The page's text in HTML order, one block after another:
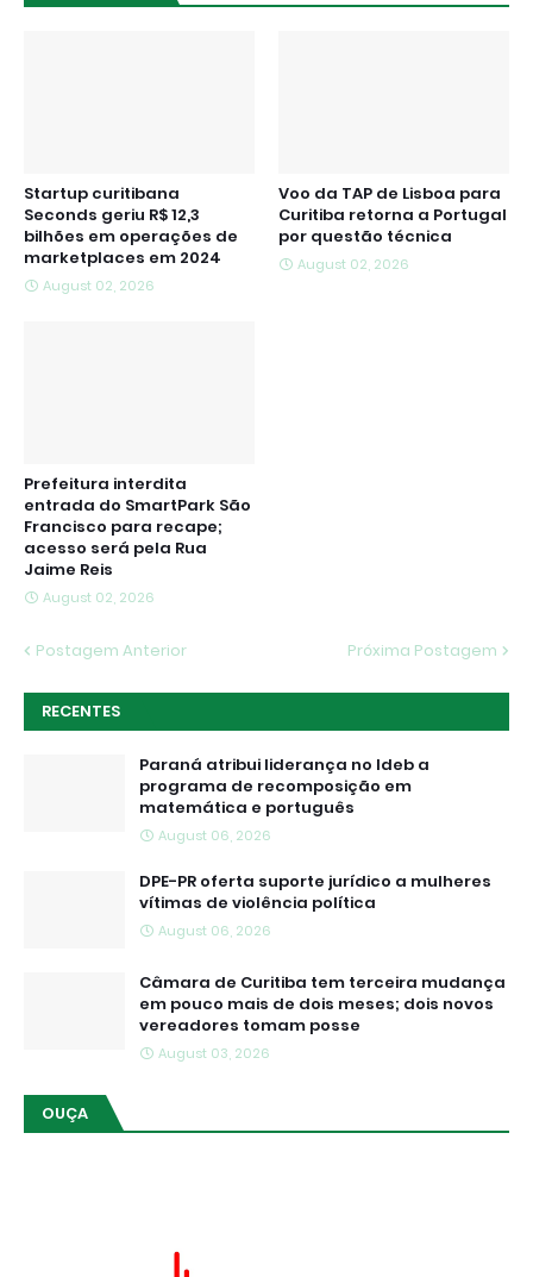
Startup curitibana
Seconds geriu R$ 12,3
bilhões em operações de
marketplaces em 2024
August 02, 2026
Voo da TAP de Lisboa para
Curitiba retorna a Portugal
por questão técnica
August 02, 2026
Prefeitura interdita
entrada do SmartPark São
Francisco para recape;
acesso será pela Rua
Jaime Reis
August 02, 2026
Postagem Anterior Próxima Postagem
RECENTES
Paraná atribui liderança no Ideb a
programa de recomposição em
matemática e português
August 06, 2026
DPE-PR oferta suporte jurídico a mulheres
vítimas de violência política
August 06, 2026
Câmara de Curitiba tem terceira mudança
em pouco mais de dois meses; dois novos
vereadores tomam posse
August 03, 2026
OUÇA